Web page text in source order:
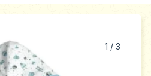
1 / 3